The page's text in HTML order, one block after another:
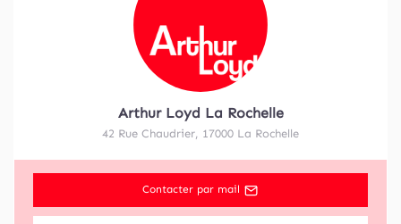
Arthur Loyd La Rochelle
42 Rue Chaudrier, 17000 La Rochelle
Contacter par mail